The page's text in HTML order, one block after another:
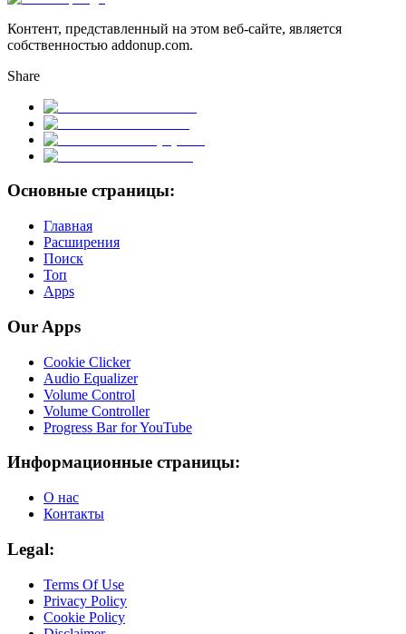
Контент, представленный на этом веб-сайте, является
собственностью addonup.com.
Share
Основные страницы:
Главная
Расширения
Поиск
Топ
Apps
Our Apps
Cookie Clicker
Audio Equalizer
Volume Control
Volume Controller
Progress Bar for YouTube
Информационные страницы:
О нас
Контакты
Legal:
Terms Of Use
Privacy Policy
Cookie Policy